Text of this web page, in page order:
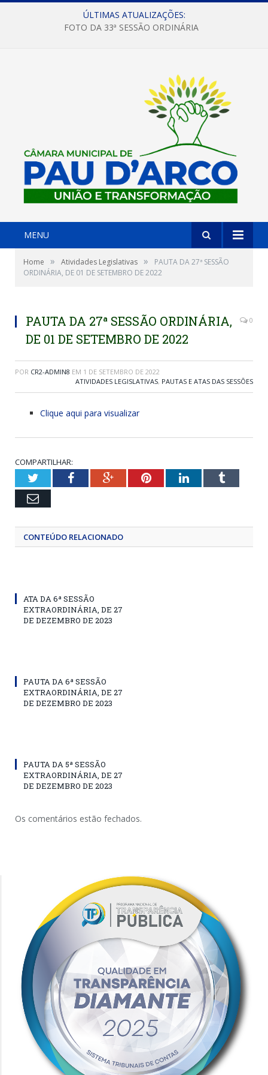
ÚLTIMAS ATUALIZAÇÕES:
FOTO DA 33ª SESSÃO ORDINÁRIA
MENU
Home » Atividades Legislativas »
PAUTA DA 27ª SESSÃO
ORDINÁRIA, DE 01 DE SETEMBRO DE 2022
PAUTA DA 27ª SESSÃO ORDINÁRIA,
DE 01 DE SETEMBRO DE 2022
0
POR CR2-ADMIN8 EM 1 DE SETEMBRO DE 2022
ATIVIDADES LEGISLATIVAS, PAUTAS E ATAS DAS SESSÕES
Clique aqui para visualizar
COMPARTILHAR:
TwitterFacebookGoogle+PinterestLinkedInTumblr
Email
CONTEÚDO RELACIONADO
ATA DA 6ª SESSÃO
EXTRAORDINÁRIA, DE 27
DE DEZEMBRO DE 2023
PAUTA DA 6ª SESSÃO
EXTRAORDINÁRIA, DE 27
DE DEZEMBRO DE 2023
PAUTA DA 5ª SESSÃO
EXTRAORDINÁRIA, DE 27
DE DEZEMBRO DE 2023
Os comentários estão fechados.